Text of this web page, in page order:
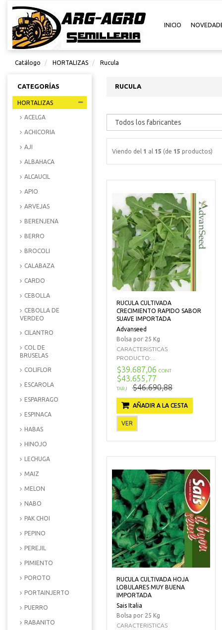
INICIO
Catálogo HORTALIZAS Rucula
CATEGORÍAS
HORTALIZAS
ACELGA
ACHICORIA
AJI
ALBAHACA
ALCAUCIL
APIO
ARVEJAS
BERENJENA
BERRO
BROCOLI
CALABAZA
CARDO
CEBOLLA
CEBOLLA DE
VERDEO
CILANTRO
COL DE
BRUSELAS
COLIFLOR
ESCAROLA
ESPARRAGO
ESPINACA
HABAS
HINOJO
LECHUGA
MAIZ
MELON
NABO
PAK CHOI
PEPINO
PEREJIL
PIMIENTO
POROTO
PORTAINJERTO
PUERRO
RABANITO
RUCULA
Viendo del 1 al 15 (de 15 productos)
RUCULA CULTIVADA
CRECIMIENTO RAPIDO SABOR
SUAVE IMPORTADA
Advanseed
Bolsa por 25 Kg
CARACTERISTICAS
PRODUCTO:...
$39.687,06 CONT
$43.655,77
TARJ $46.690,88
AÑADIR A LA CESTA
VER
RUCULA CULTIVADA HOJA
LOBULARES MUY BUENA
IMPORTADA
Sais Italia
Bolsa por 25 Kg
CARACTERISTICAS